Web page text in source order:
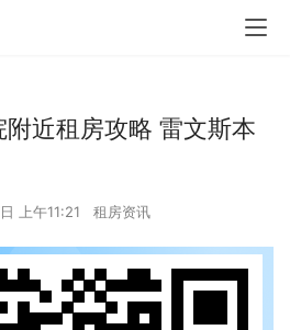
近租房攻略 雷文斯本
上午11:21 租房资讯